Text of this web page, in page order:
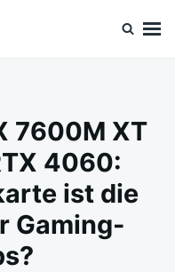
7600M XT
4060:
ist die
Gaming-